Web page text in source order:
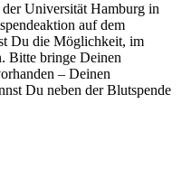
Universität Hamburg in
auf dem
Du die Möglichkeit, im
Bitte bringe Deinen
– Deinen
Du neben der Blutspende